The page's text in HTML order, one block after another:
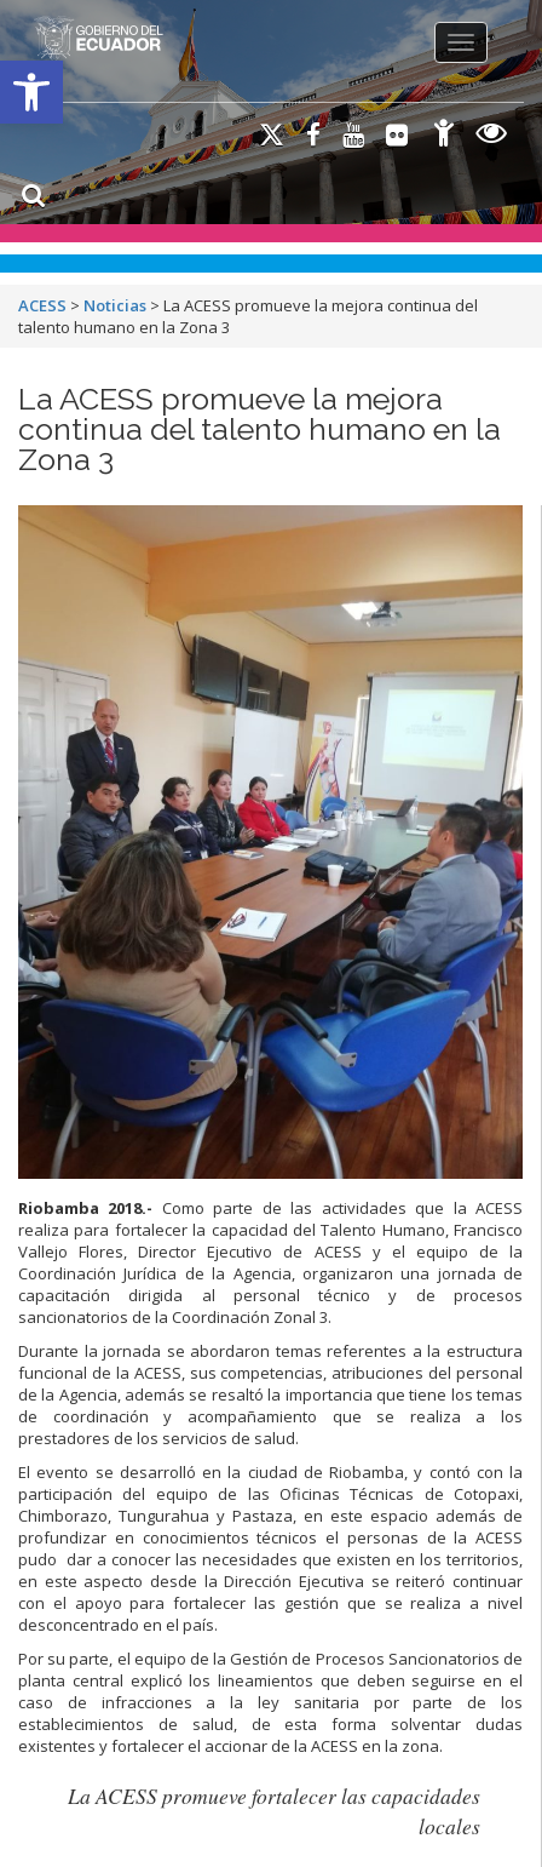
Open toolbar
Toggle
ACESS > Noticias > La ACESS promueve la mejora continua del
talento humano en la Zona 3
La ACESS promueve la mejora
continua del talento humano en la
Zona 3
Riobamba 2018.- Como parte de las actividades que la ACESS
realiza para fortalecer la capacidad del Talento Humano, Francisco
Vallejo Flores, Director Ejecutivo de ACESS y el equipo de la
Coordinación Jurídica de la Agencia, organizaron una jornada de
capacitación dirigida al personal técnico y de procesos
sancionatorios de la Coordinación Zonal 3.
Durante la jornada se abordaron temas referentes a la estructura
funcional de la ACESS, sus competencias, atribuciones del personal
de la Agencia, además se resaltó la importancia que tiene los temas
de coordinación y acompañamiento que se realiza a los
prestadores de los servicios de salud.
El evento se desarrolló en la ciudad de Riobamba, y contó con la
participación del equipo de las Oficinas Técnicas de Cotopaxi,
Chimborazo, Tungurahua y Pastaza, en este espacio además de
profundizar en conocimientos técnicos el personas de la ACESS
pudo dar a conocer las necesidades que existen en los territorios,
en este aspecto desde la Dirección Ejecutiva se reiteró continuar
con el apoyo para fortalecer las gestión que se realiza a nivel
desconcentrado en el país.
Por su parte, el equipo de la Gestión de Procesos Sancionatorios de
planta central explicó los lineamientos que deben seguirse en el
caso de infracciones a la ley sanitaria por parte de los
establecimientos de salud, de esta forma solventar dudas
existentes y fortalecer el accionar de la ACESS en la zona.
La ACESS promueve fortalecer las capacidades
locales